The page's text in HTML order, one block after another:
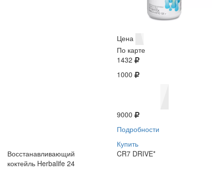
Цена
По карте
1432
1000
9000
Подробности
Купить
Восстанавливающий
коктейль Herbalife 24
CR7 DRIVE*